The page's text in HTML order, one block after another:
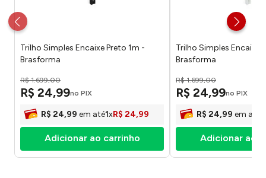
Trilho Simples Encaixe Preto 1m -
Brasforma
R$ 1.699,00
R$ 24,99no PIX
R$ 24,99 em até1xR$ 24,99
Adicionar ao carrinho
Trilho Simples Encaixe
Brasforma
R$ 1.699,00
R$ 24,99no PIX
R$ 24,99 em até
Adicionar ao